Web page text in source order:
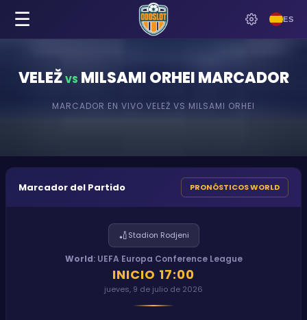
ES
☰
VELEŽ VS MILSAMI ORHEIMARCADOR
MARCADOR EN VIVO VELEŽ VS MILSAMI ORHEI
Marcador del Partido PRONÓSTICOS WORLD
🏏Stadion Rodjeni
World: UEFA Europa Conference League
INICIO 17:00
jueves, 9 de julio de 2026